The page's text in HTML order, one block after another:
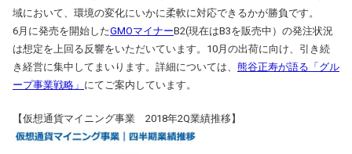
域において、環境の変化にいかに柔軟に対応できるかが勝負です。
6月に発売を開始したGMOマイナーB2(現在はB3を販売中）の発注状況
は想定を上回る反響をいただいています。10月の出荷に向け、引き続
き経営に集中してまいります。詳細については、 熊谷正寿が語る「グル
ープ事業戦略」 にてご案内しています。
【仮想通貨マイニング事業 2018年2Q業績推移】